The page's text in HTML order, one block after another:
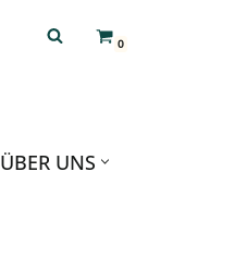
0
ÜBER UNS